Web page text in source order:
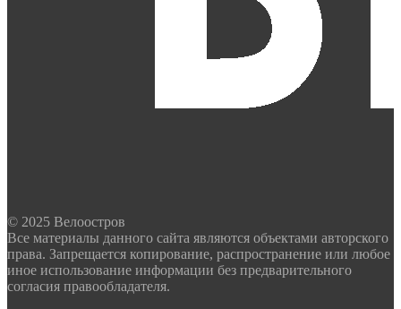
© 2025 Велоостров
Все материалы данного сайта являются объектами авторского
права. Запрещается копирование, распространение или любое
иное использование информации без предварительного
согласия правообладателя.